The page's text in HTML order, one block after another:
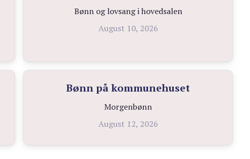
Bønn og lovsang i hovedsalen
August 10, 2026
Bønn på kommunehuset
Morgenbønn
August 12, 2026